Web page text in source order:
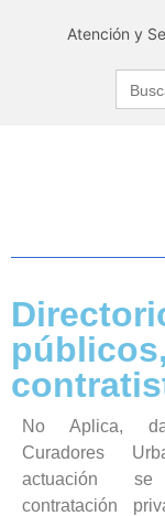
Atención y
for:
No Aplica,
Curadores
actuación
contratación